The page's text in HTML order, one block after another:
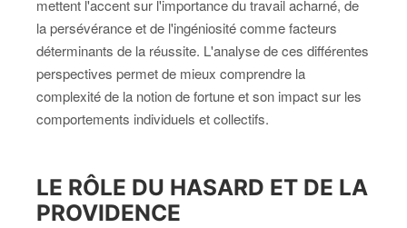
mettent l'accent sur l'importance du travail acharné, de
la persévérance et de l'ingéniosité comme facteurs
déterminants de la réussite. L'analyse de ces différentes
perspectives permet de mieux comprendre la
complexité de la notion de fortune et son impact sur les
comportements individuels et collectifs.
LE RÔLE DU HASARD ET DE LA
PROVIDENCE